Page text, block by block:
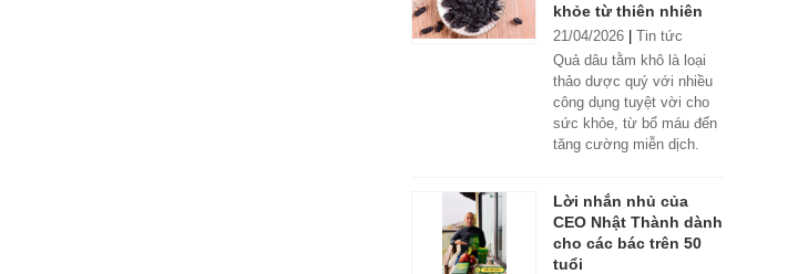
khỏe từ thiên nhiên
21/04/2026
Tin tức
Quả dâu tằm khô là loại
thảo dược quý với nhiều
công dụng tuyệt vời cho
sức khỏe, từ bổ máu đến
tăng cường miễn dịch.
Lời nhắn nhủ của
CEO Nhật Thành dành
cho các bác trên 50
tuổi